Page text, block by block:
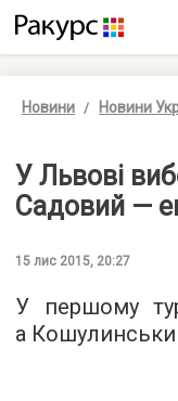
Новини Новини
У Львові
Садовий —
15 лис 2015, 20:27
У першому
а